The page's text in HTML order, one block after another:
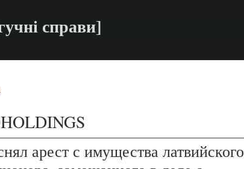
справи]
арест с имущества латвийского